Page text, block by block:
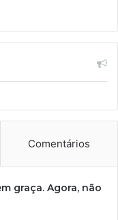
Comentários
graça. Agora, não